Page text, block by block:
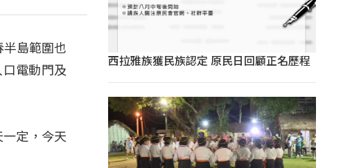
島範圍也
電動門及
定，今天
西拉雅族獲民族認定 原民日回顧正名歷程